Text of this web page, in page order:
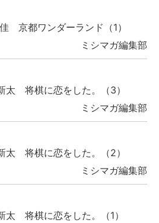
京都ワンダーランド（1）
ミシマガ編集部
太 将棋に恋をした。（3）
ミシマガ編集部
太 将棋に恋をした。（2）
ミシマガ編集部
太 将棋に恋をした。（1）